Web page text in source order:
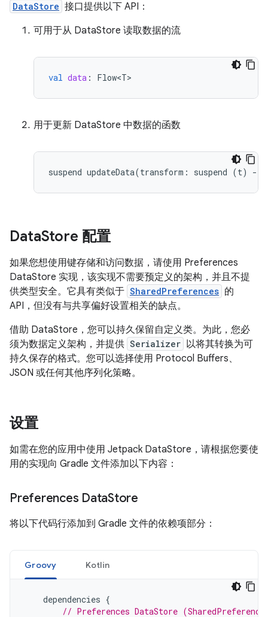
DataStore 接口提供以下 API：
可用于从 DataStore 读取数据的流
val data : Flow<T>
用于更新 DataStore 中数据的函数
suspend updateData(transform : suspend (t) -
DataStore 配置
如果您想使用键存储和访问数据，请使用 Preferences
DataStore 实现，该实现不需要预定义的架构，并且不提
供类型安全。它具有类似于 SharedPreferences 的
API，但没有与共享偏好设置相关的缺点。
借助 DataStore，您可以持久保留自定义类。为此，您必
须为数据定义架构，并提供 Serializer 以将其转换为可
持久保存的格式。您可以选择使用 Protocol Buffers、
JSON 或任何其他序列化策略。
设置
如需在您的应用中使用 Jetpack DataStore，请根据您要使
用的实现向 Gradle 文件添加以下内容：
Preferences DataStore
将以下代码行添加到 Gradle 文件的依赖项部分：
Groovy Kotlin
dependencies {
// Preferences DataStore